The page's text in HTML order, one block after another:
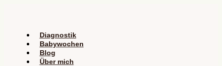
Diagnostik
Babywochen
Blog
Über mich